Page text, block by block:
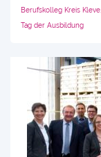
Berufskolleg Kreis Kleve
Tag der Ausbildung